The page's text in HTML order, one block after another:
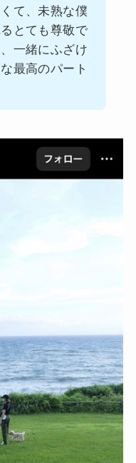
て、未熟な僕
とても尊敬で
一緒にふざけ
最高のパート